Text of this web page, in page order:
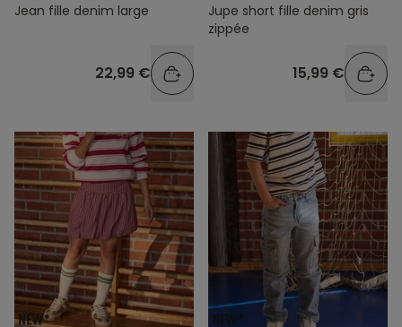
Jean fille denim large
22,99 €
Jupe short fille denim gris
zippée
15,99 €